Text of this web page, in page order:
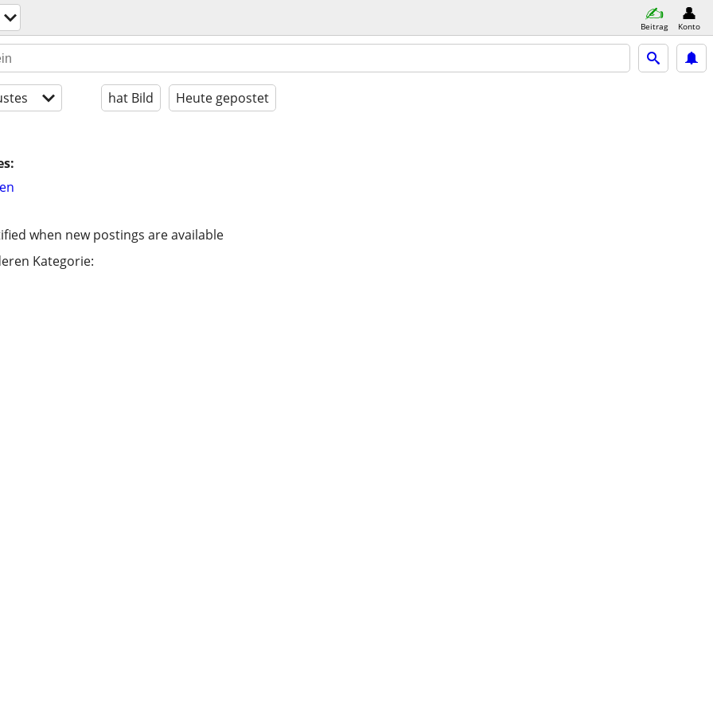
Beitrag Konto
hat Bild Heute gepostet
when new postings are available
Kategorie: